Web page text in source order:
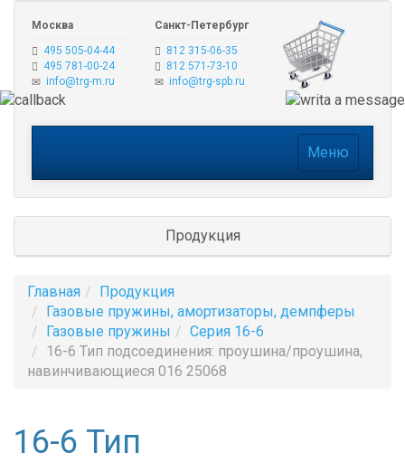
Москва
495 505-04-44
495 781-00-24
info@trg-m.ru
Санкт-Петербург
812 315-06-35
812 571-73-10
info@trg-spb.ru
Меню
Продукция
Главная
Продукция
Газовые пружины, амортизаторы, демпферы
Газовые пружины
Серия 16-6
16-6 Тип подсоединения: проушина/проушина,
навинчивающиеся 016 25068
16-6 Тип